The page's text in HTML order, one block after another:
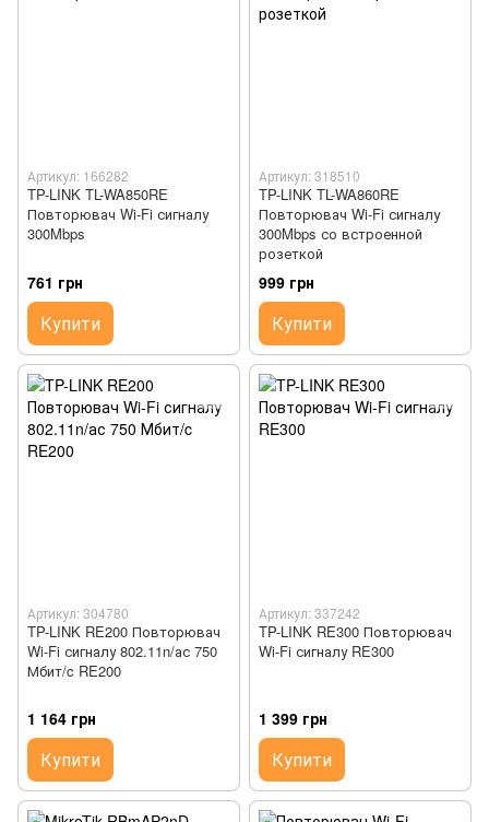
Артикул: 166282
TP-LINK TL-WA850RE
Повторювач Wi-Fi сигналу
300Mbps
761 грн
Купити
Артикул: 318510
TP-LINK TL-WA860RE
Повторювач Wi-Fi сигналу
300Mbps со встроенной
розеткой
999 грн
Купити
Артикул: 304780
TP-LINK RE200 Повторювач
Wi-Fi сигналу 802.11n/ас 750
Мбит/c RE200
1 164 грн
Купити
Артикул: 337242
TP-LINK RE300 Повторювач
Wi-Fi сигналу RE300
1 399 грн
Купити